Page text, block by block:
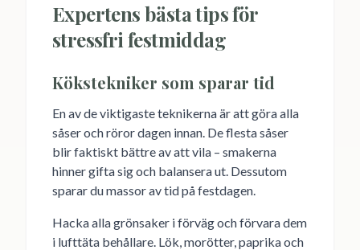
Expertens bästa tips för
stressfri festmiddag
Kökstekniker som sparar tid
En av de viktigaste teknikerna är att göra alla
såser och röror dagen innan. De flesta såser
blir faktiskt bättre av att vila – smakerna
hinner gifta sig och balansera ut. Dessutom
sparar du massor av tid på festdagen.
Hacka alla grönsaker i förväg och förvara dem
i lufttäta behållare. Lök, morötter, paprika och